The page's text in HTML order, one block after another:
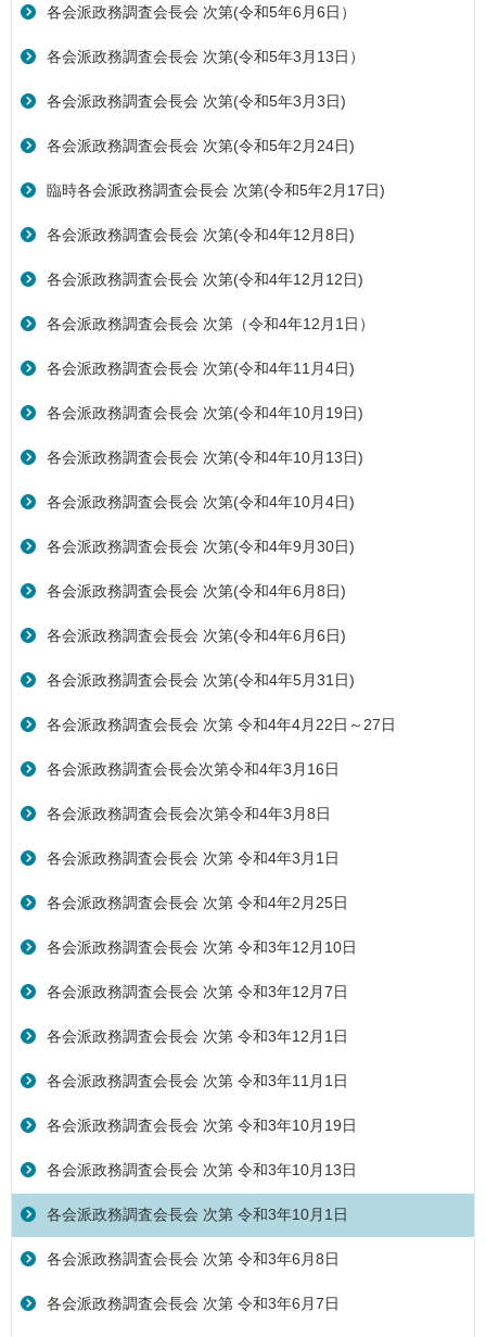
各会派政務調査会長会 次第(令和5年6月6日）
各会派政務調査会長会 次第(令和5年3月13日）
各会派政務調査会長会 次第(令和5年3月3日)
各会派政務調査会長会 次第(令和5年2月24日)
臨時各会派政務調査会長会 次第(令和5年2月17日)
各会派政務調査会長会 次第(令和4年12月8日)
各会派政務調査会長会 次第(令和4年12月12日)
各会派政務調査会長会 次第（令和4年12月1日）
各会派政務調査会長会 次第(令和4年11月4日)
各会派政務調査会長会 次第(令和4年10月19日)
各会派政務調査会長会 次第(令和4年10月13日)
各会派政務調査会長会 次第(令和4年10月4日)
各会派政務調査会長会 次第(令和4年9月30日)
各会派政務調査会長会 次第(令和4年6月8日)
各会派政務調査会長会 次第(令和4年6月6日)
各会派政務調査会長会 次第(令和4年5月31日)
各会派政務調査会長会 次第 令和4年4月22日～27日
各会派政務調査会長会次第令和4年3月16日
各会派政務調査会長会次第令和4年3月8日
各会派政務調査会長会 次第 令和4年3月1日
各会派政務調査会長会 次第 令和4年2月25日
各会派政務調査会長会 次第 令和3年12月10日
各会派政務調査会長会 次第 令和3年12月7日
各会派政務調査会長会 次第 令和3年12月1日
各会派政務調査会長会 次第 令和3年11月1日
各会派政務調査会長会 次第 令和3年10月19日
各会派政務調査会長会 次第 令和3年10月13日
各会派政務調査会長会 次第 令和3年10月1日
各会派政務調査会長会 次第 令和3年6月8日
各会派政務調査会長会 次第 令和3年6月7日